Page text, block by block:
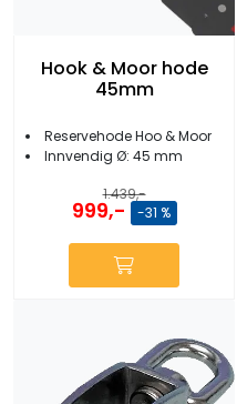
Hook & Moor hode
45mm
Reservehode Hoo & Moor
Innvendig Ø: 45 mm
1.439,-
999,- -31 %